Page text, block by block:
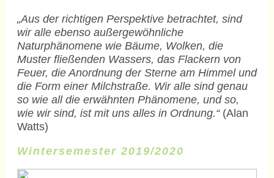
„Aus der richtigen Perspektive betrachtet, sind
wir alle ebenso außergewöhnliche
Naturphänomene wie Bäume, Wolken, die
Muster fließenden Wassers, das Flackern von
Feuer, die Anordnung der Sterne am Himmel und
die Form einer Milchstraße. Wir alle sind genau
so wie all die erwähnten Phänomene, und so,
wie wir sind, ist mit uns alles in Ordnung.“ (Alan
Watts)
Wintersemester 2019/2020